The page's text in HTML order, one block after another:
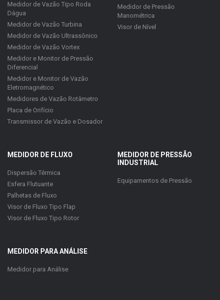
Medidor de Vazão Tipo Roda
Dágua
Medidor de Vazão Turbina
Medidor de Vazão Ultrassônico
Medidor de Vazão Vortex
Medidor e Monitor de Pressão
Diferencial
Medidor e Monitor de Vazão
Eletromagnético
Medidores de Vazão Rotâmetro
Placa de Orifício
Transmissor de Vazão e Dosador
Medidor de Pressão
Manométrica
Visor de Nível
MEDIDOR DE FLUXO
Dispersão Térmica
Esfera Flutuante
Palhetas de Fluxo
Visor de Fluxo Tipo Flap
Visor de Fluxo Tipo Rotor
MEDIDOR DE PRESSÃO
INDUSTRIAL
Equipamentos de Pressão
MEDIDOR PARA ANÁLISE
Medidor para Análise